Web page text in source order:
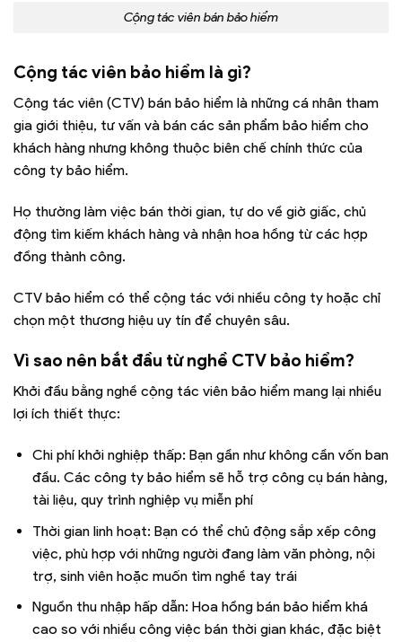
Cộng tác viên bán bảo hiểm
Cộng tác viên bảo hiểm là gì?
Cộng tác viên (CTV) bán bảo hiểm là những cá nhân tham
gia giới thiệu, tư vấn và bán các sản phẩm bảo hiểm cho
khách hàng nhưng không thuộc biên chế chính thức của
công ty bảo hiểm.
Họ thường làm việc bán thời gian, tự do về giờ giấc, chủ
động tìm kiếm khách hàng và nhận hoa hồng từ các hợp
đồng thành công.
CTV bảo hiểm có thể cộng tác với nhiều công ty hoặc chỉ
chọn một thương hiệu uy tín để chuyên sâu.
Vì sao nên bắt đầu từ nghề CTV bảo hiểm?
Khởi đầu bằng nghề cộng tác viên bảo hiểm mang lại nhiều
lợi ích thiết thực:
Chi phí khởi nghiệp thấp: Bạn gần như không cần vốn ban
đầu. Các công ty bảo hiểm sẽ hỗ trợ công cụ bán hàng,
tài liệu, quy trình nghiệp vụ miễn phí
Thời gian linh hoạt: Bạn có thể chủ động sắp xếp công
việc, phù hợp với những người đang làm văn phòng, nội
trợ, sinh viên hoặc muốn tìm nghề tay trái
Nguồn thu nhập hấp dẫn: Hoa hồng bán bảo hiểm khá
cao so với nhiều công việc bán thời gian khác, đặc biệt